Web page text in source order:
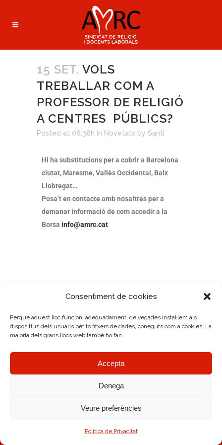
Consentiment de cookies
Perquè aquest lloc funcioni adequadament, de vegades instal·lem als
dispositius dels usuaris petits fitxers de dades, coneguts com a cookies. La
majoria dels grans llocs web també ho fan.
Accepta
Denega
Veure preferències
Política de Privacitat
15 SET. VOLS
TREBALLAR COM A
PROFESSOR DE RELIGIÓ
A CENTRES PÚBLICS?
Posted at 08:38h in Novetats by Santi
Hi ha substitucions per a cobrir a Barcelona
ciutat, Maresme, Vallès Occidental, Baix
Llobregat…
Posa’t en contacte amb nosaltres per a
demanar informació de com accedir a la
Borsa info@amrc.cat
Diseño Web